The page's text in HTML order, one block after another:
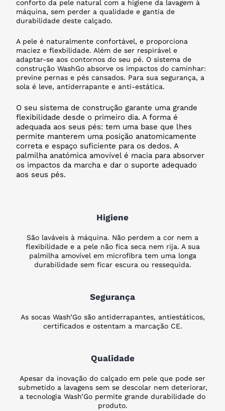
conforto da pele natural com a higiene da lavagem à
máquina, sem perder a qualidade e gantia de
durabilidade deste calçado.
A pele é naturalmente confortável, e proporciona
maciez e flexbilidade. Além de ser respirável e
adaptar-se aos contornos do seu pé. O sistema de
construção WashGo absorve os impactos do caminhar:
previne pernas e pés cansados. Para sua segurança, a
sola é leve, antiderrapante e anti-estática.
O seu sistema de construção garante uma grande
flexibilidade desde o primeiro dia. A forma é
adequada aos seus pés: tem uma base que lhes
permite manterem uma posição anatomicamente
correta e espaço suficiente para os dedos. A
palmilha anatómica amovível é macia para absorver
os impactos da marcha e dar o suporte adequado
aos seus pés.
Higiene
São laváveis à máquina. Não perdem a cor nem a
flexibilidade e a pele não fica seca nem rija. A sua
palmilha amovível em microfibra tem uma longa
durabilidade sem ficar escura ou ressequida.
Segurança
As socas Wash’Go são antiderrapantes, antiestáticos,
certificados e ostentam a marcação CE.
Qualidade
Apesar da inovação do calçado em pele que pode ser
submetido a lavagens sem se descolar nem deteriorar,
a tecnologia Wash’Go permite grande durabilidade do
produto.